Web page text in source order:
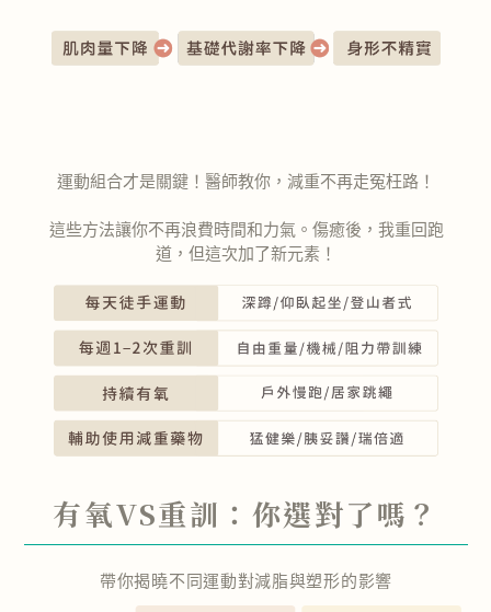
運動組合才是關鍵！ 醫師教你，減重不再走冤枉路 ！
這些方法讓你不再浪費時間和力氣。 傷癒後，我重回跑
道，但這次加了新元素！
有氧VS重訓：你選對了嗎？
帶你揭曉不同運動對減脂與塑形的影響